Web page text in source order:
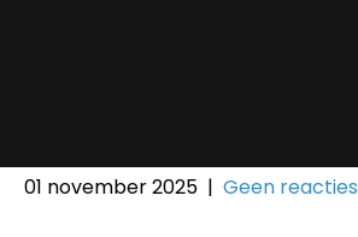
01 november 2025 | Geen reacties